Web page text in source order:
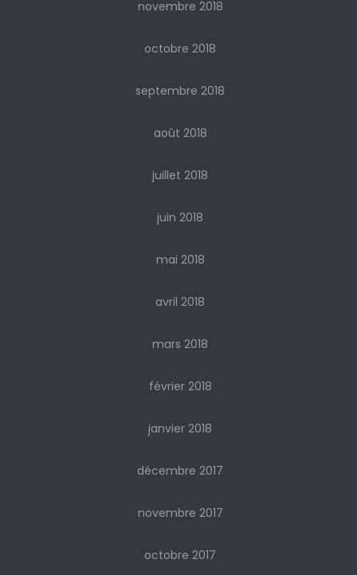
novembre 2018
octobre 2018
septembre 2018
août 2018
juillet 2018
juin 2018
mai 2018
avril 2018
mars 2018
février 2018
janvier 2018
décembre 2017
novembre 2017
octobre 2017